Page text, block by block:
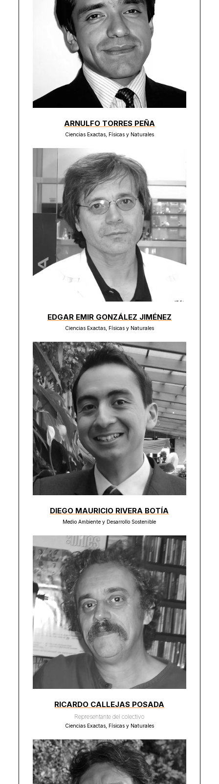
ARNULFO TORRES PEÑA
Ciencias Exactas, Físicas y Naturales
EDGAR EMIR GONZÁLEZ JIMÉNEZ
Ciencias Exactas, Físicas y Naturales
DIEGO MAURICIO RIVERA BOTÍA
Medio Ambiente y Desarrollo Sostenible
RICARDO CALLEJAS POSADA
Representante del colectivo
Ciencias Exactas, Físicas y Naturales